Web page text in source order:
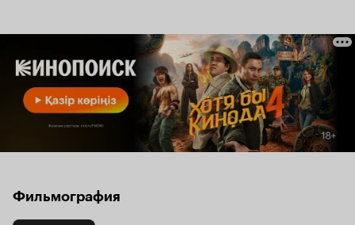
Фильмография